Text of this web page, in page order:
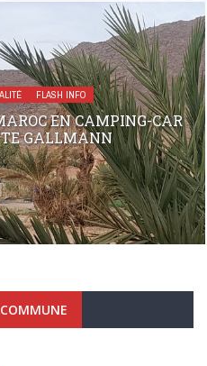
FLASH INFO
EN CAMPING-CAR
GALLMANN